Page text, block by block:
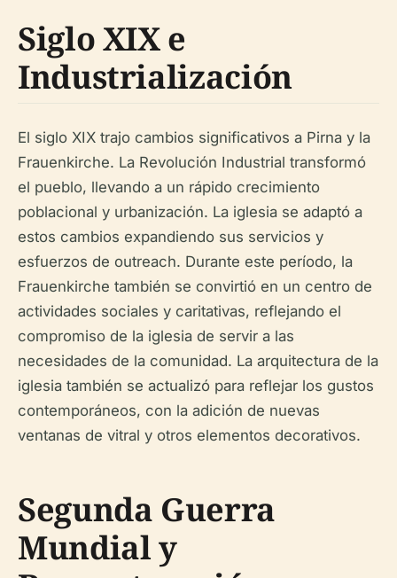
Siglo XIX e
Industrialización
El siglo XIX trajo cambios significativos a Pirna y la
Frauenkirche. La Revolución Industrial transformó
el pueblo, llevando a un rápido crecimiento
poblacional y urbanización. La iglesia se adaptó a
estos cambios expandiendo sus servicios y
esfuerzos de outreach. Durante este período, la
Frauenkirche también se convirtió en un centro de
actividades sociales y caritativas, reflejando el
compromiso de la iglesia de servir a las
necesidades de la comunidad. La arquitectura de la
iglesia también se actualizó para reflejar los gustos
contemporáneos, con la adición de nuevas
ventanas de vitral y otros elementos decorativos.
Segunda Guerra
Mundial y